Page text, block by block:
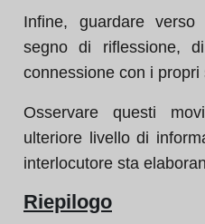
Infine, guardare
segno di riflessione,
connessione con i propri
Osservare questi
ulteriore livello di
interlocutore sta
Riepilogo